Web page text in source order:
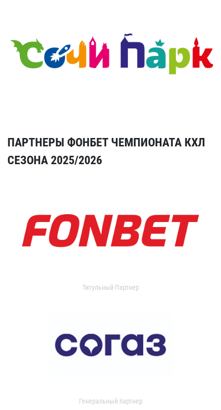
ПАРТНЕРЫ ФОНБЕТ ЧЕМПИОНАТА КХЛ
СЕЗОНА 2025/2026
Титульный Партнер
Генеральный партнер